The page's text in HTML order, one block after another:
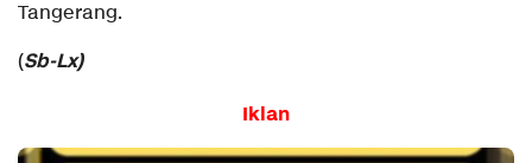
Tangerang.
(Sb-Lx)
Iklan